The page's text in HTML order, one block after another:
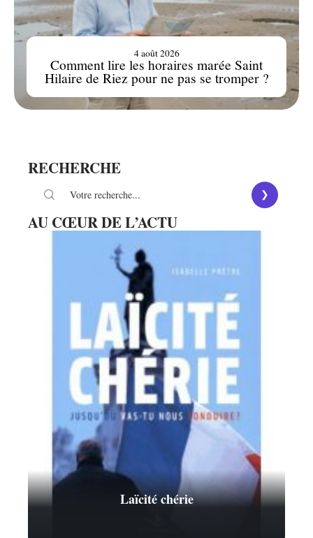
Comment lire les horaires marée Saint
Hilaire de Riez pour ne pas se tromper ?
4 août 2026
RECHERCHE
AU CŒUR DE L’ACTU
Laïcité chérie